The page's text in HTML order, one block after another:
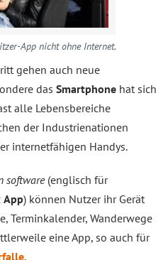
App nicht ohne Internet.
gehen auch neue
das Smartphone hat sich
alle Lebensbereiche
der Industrienationen
internetfähigen Handys.
software(englisch für
App) können Nutzer ihr Gerät
Terminkalender, Wanderwege
eine App, so auch für
.